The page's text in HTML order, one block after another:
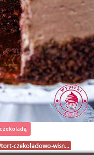
czekoladowo-wisn…